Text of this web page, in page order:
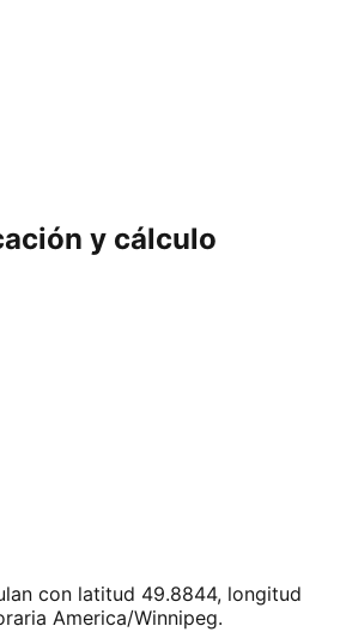
y cálculo
con latitud 49.8844, longitud
America/Winnipeg.